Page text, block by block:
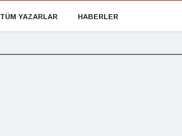
TÜM YAZARLAR HABERLER